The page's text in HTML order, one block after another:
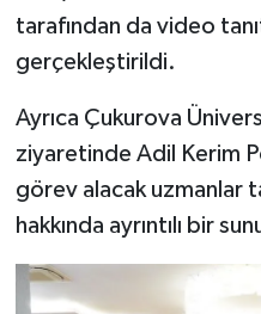
tarafından da video
gerçekleştirildi.
Ayrıca Çukurova
ziyaretinde Adil Kerim
görev alacak uzmanlar
hakkında ayrıntılı bir